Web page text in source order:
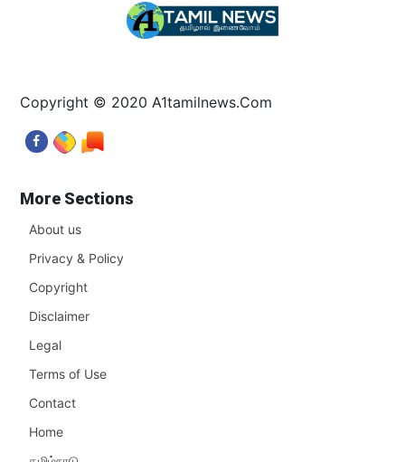
Copyright © 2020 A1tamilnews.Com
More Sections
About us
Privacy & Policy
Copyright
Disclaimer
Legal
Terms of Use
Contact
Home